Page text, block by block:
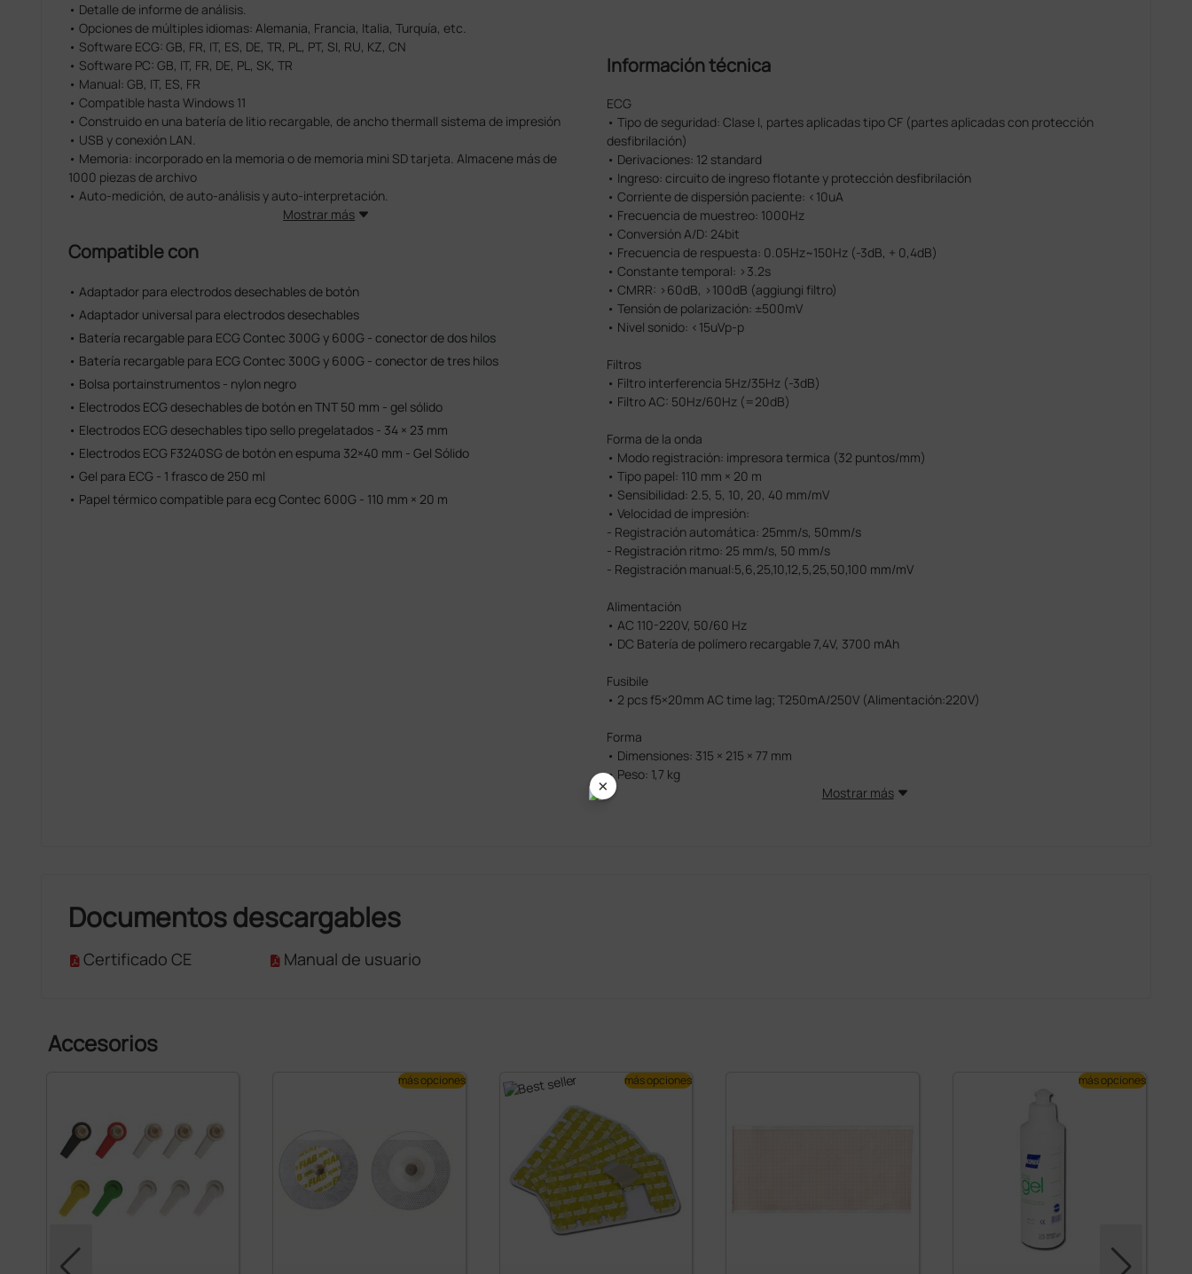
• Detalle de informe de análisis.
• Opciones de múltiples idiomas: Alemania, Francia, Italia, Turquía, etc.
• Software ECG: GB, FR, IT, ES, DE, TR, PL, PT, SI, RU, KZ, CN
• Software PC: GB, IT, FR, DE, PL, SK, TR
• Manual: GB, IT, ES, FR
• Compatible hasta Windows 11
• Construido en una batería de litio recargable, de ancho thermall sistema de impresión
• USB y conexión LAN.
• Memoria: incorporado en la memoria o de memoria mini SD tarjeta. Almacene más de
1000 piezas de archivo
• Auto-medición, de auto-análisis y auto-interpretación.
Mostrar más
Compatible con
• Adaptador para electrodos desechables de botón
• Adaptador universal para electrodos desechables
• Batería recargable para ECG Contec 300G y 600G - conector de dos hilos
• Batería recargable para ECG Contec 300G y 600G - conector de tres hilos
• Bolsa portainstrumentos - nylon negro
• Electrodos ECG desechables de botón en TNT 50 mm - gel sólido
• Electrodos ECG desechables tipo sello pregelatados - 34 × 23 mm
• Electrodos ECG F3240SG de botón en espuma 32×40 mm - Gel Sólido
• Gel para ECG - 1 frasco de 250 ml
• Papel térmico compatible para ecg Contec 600G - 110 mm × 20 m
Información técnica
ECG
• Tipo de seguridad: Clase I, partes aplicadas tipo CF (partes aplicadas con protección
desfibrilación)
• Derivaciones: 12 standard
• Ingreso: circuito de ingreso flotante y protección desfibrilación
• Corriente de dispersión paciente: <10uA
• Frecuencia de muestreo: 1000Hz
• Conversión A/D: 24bit
• Frecuencia de respuesta: 0.05Hz~150Hz (-3dB, + 0,4dB)
• Constante temporal: >3.2s
• CMRR: >60dB, >100dB (aggiungi filtro)
• Tensión de polarización: ±500mV
• Nivel sonido: <15uVp-p
Filtros
• Filtro interferencia 5Hz/35Hz (-3dB)
• Filtro AC: 50Hz/60Hz (=20dB)
Forma de la onda
• Modo registración: impresora termica (32 puntos/mm)
• Tipo papel: 110 mm × 20 m
• Sensibilidad: 2.5, 5, 10, 20, 40 mm/mV
• Velocidad de impresión:
- Registración automática: 25mm/s, 50mm/s
- Registración ritmo: 25 mm/s, 50 mm/s
- Registración manual:5,6,25,10,12,5,25,50,100 mm/mV
Alimentación
• AC 110-220V, 50/60 Hz
• DC Batería de polímero recargable 7,4V, 3700 mAh
Fusibile
• 2 pcs f5×20mm AC time lag; T250mA/250V (Alimentación:220V)
Forma
• Dimensiones: 315 × 215 × 77 mm
• Peso: 1,7 kg
Mostrar más
Documentos descargables
Certificado CE Manual de usuario
Accesorios
más opciones más opciones más opciones
×